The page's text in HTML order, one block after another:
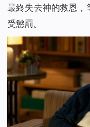
最終失去神的救恩，
受懲罰。